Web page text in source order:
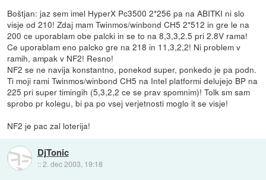
Boštjan: jaz sem imel HyperX Pc3500 2*256 pa na ABITKI ni slo
visje od 210! Zdaj mam Twinmos/winbond CH5 2*512 in gre le na
200 ce uporablam obe palcki in se to na 8,3,3,2.5 pri 2.8V rama!
Ce uporablam eno palcko gre na 218 in 11,3,2,2! Ni problem v
ramih, ampak v NF2! Resno!
NF2 se ne navija konstantno, ponekod super, ponkedo je pa podn.
Ti moji rami Twinmos/winbond CH5 na Intel platformi delujejo BP na
225 pri super timingih (5,3,2,2 ce se prav spomnim)! Tolk sm sam
sprobo pr kolegu, bi pa po vsej verjetnosti moglo it se visje!
NF2 je pac zal loterija!
DjTonic
::2. dec 2003, 19:18